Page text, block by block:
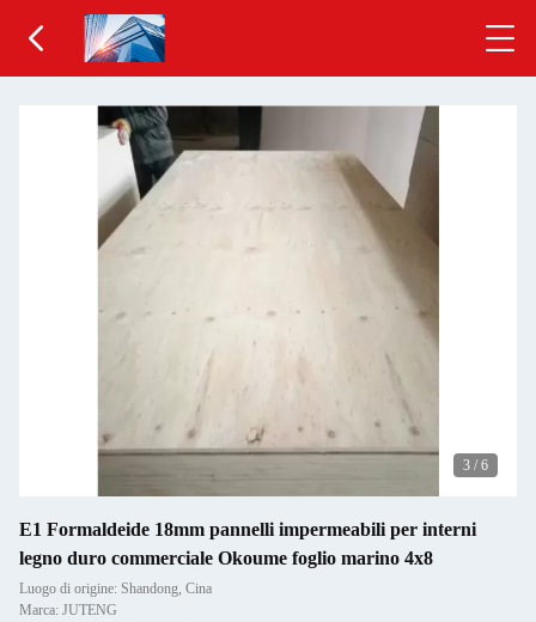
3 / 6
E1 Formaldeide 18mm pannelli impermeabili per interni
legno duro commerciale Okoume foglio marino 4x8
Luogo di origine: Shandong, Cina
Marca: JUTENG